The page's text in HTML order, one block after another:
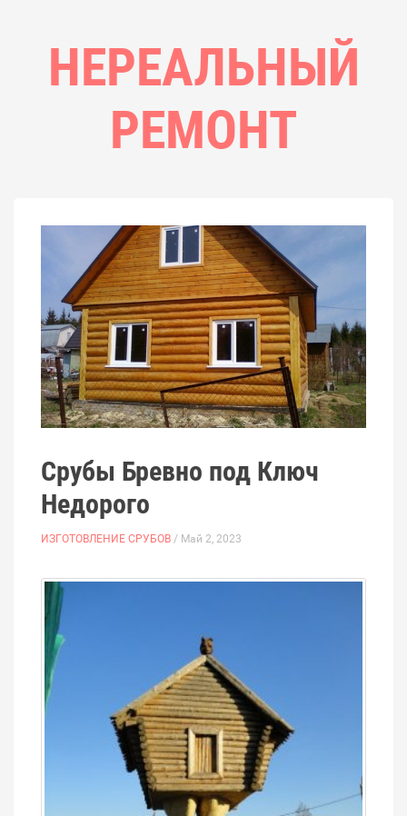
НЕРЕАЛЬНЫЙ
РЕМОНТ
Срубы Бревно под Ключ
Недорого
ИЗГОТОВЛЕНИЕ СРУБОВ / Май 2, 2023